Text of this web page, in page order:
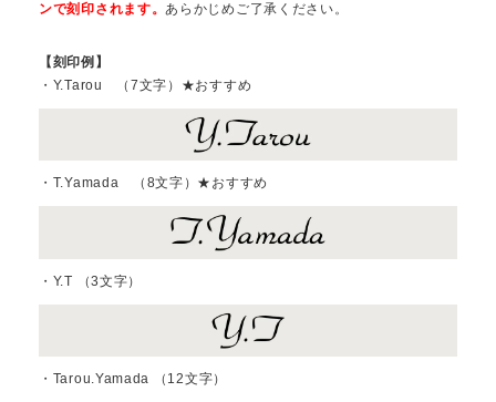
ンで刻印されます。あらかじめご了承ください。
【刻印例】
・Y.Tarou （7文字）★おすすめ
・T.Yamada （8文字）★おすすめ
・Y.T （3文字）
・Tarou.Yamada （12文字）